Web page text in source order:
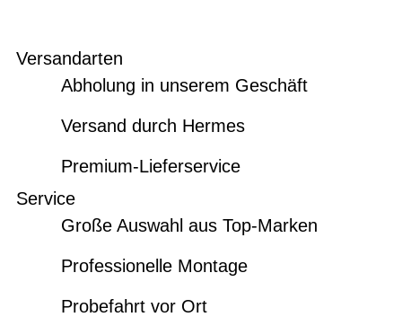
Versandarten
Abholung in unserem Geschäft
Versand durch Hermes
Premium-Lieferservice
Service
Große Auswahl aus Top-Marken
Professionelle Montage
Probefahrt vor Ort